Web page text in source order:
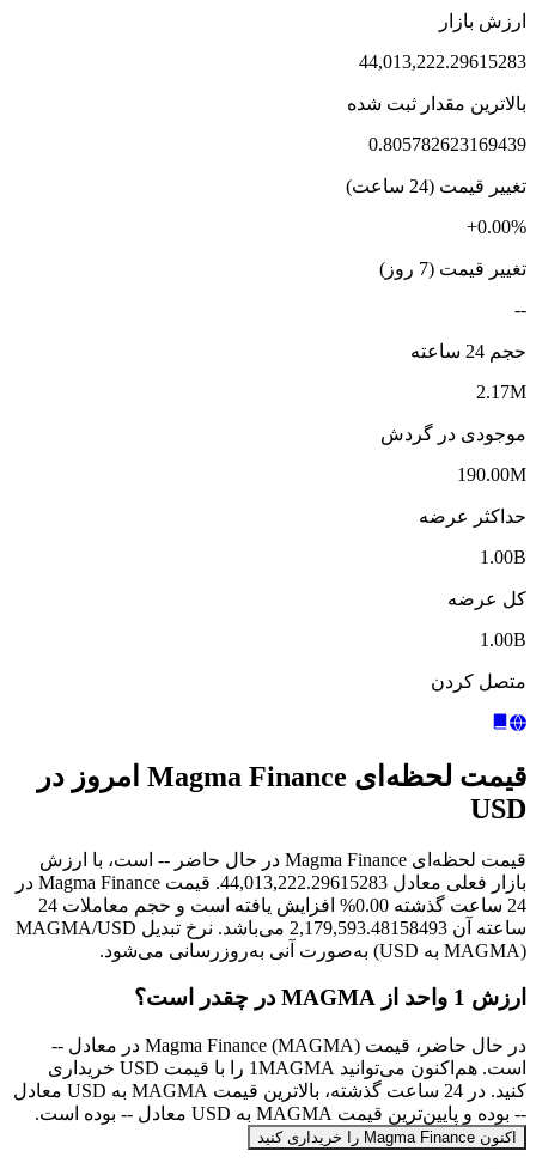
ارزش بازار
44,013,222.29615283
بالاترین مقدار ثبت شده
0.805782623169439
تغییر قیمت (24 ساعت)
+0.00%
تغییر قیمت (7 روز)
--
حجم 24 ساعته
2.17M
موجودی در گردش
190.00M
حداکثر عرضه
1.00B
کل عرضه
1.00B
متصل کردن
قیمت لحظه‌ای Magma Finance امروز در
USD
قیمت لحظه‌ای Magma Finance در حال حاضر -- است، با ارزش
بازار فعلی معادل 44,013,222.29615283. قیمت Magma Finance در
24 ساعت گذشته 0.00% افزایش یافته است و حجم معاملات 24
ساعته آن 2,179,593.48158493 می‌باشد. نرخ تبدیل MAGMA/USD
(MAGMA به USD) به‌صورت آنی به‌روزرسانی می‌شود.
ارزش 1 واحد از MAGMA در چقدر است؟
در حال حاضر، قیمت Magma Finance (MAGMA) در معادل --
است. هم‌اکنون می‌توانید 1MAGMA را با قیمت USD خریداری
کنید. در 24 ساعت گذشته، بالاترین قیمت MAGMA به USD معادل
-- بوده و پایین‌ترین قیمت MAGMA به USD معادل -- بوده است.
اکنون Magma Finance را خریداری کنید